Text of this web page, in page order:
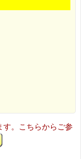
す。こちらからご参